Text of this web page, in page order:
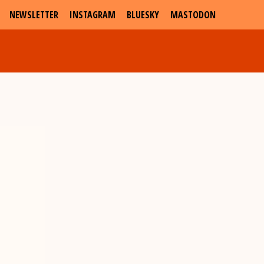
NEWSLETTER INSTAGRAM BLUESKY MASTODON